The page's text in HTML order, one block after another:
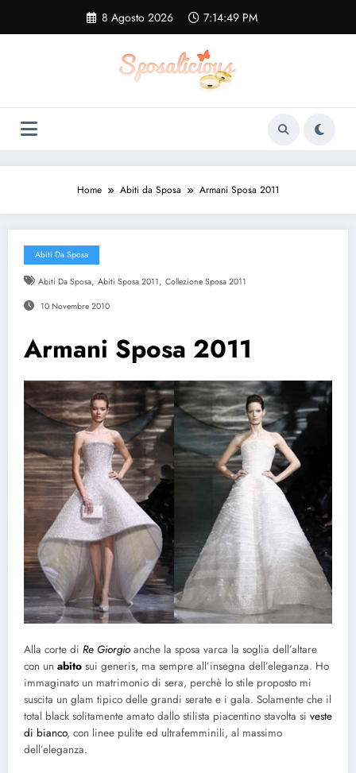
contenuto
8 Agosto 2026 7:14:49 PM
Home Abiti da Sposa Armani Sposa 2011
Abiti Da Sposa
Abiti Da Sposa, Abiti Sposa 2011, Collezione Sposa 2011
10 Novembre 2010
Armani Sposa 2011
Alla corte di Re Giorgio anche la sposa varca la soglia dell’altare
con un abito sui generis, ma sempre all’insegna dell’eleganza. Ho
immaginato un matrimonio di sera, perchè lo stile proposto mi
suscita un glam tipico delle grandi serate e i gala. Solamente che il
total black solitamente amato dallo stilista piacentino stavolta si veste
di bianco, con linee pulite ed ultrafemminili, al massimo
dell’eleganza.